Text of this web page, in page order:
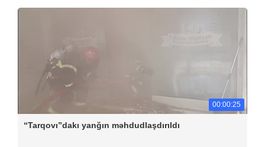
00:00:25
“Tarqovı”dakı yanğın məhdudlaşdırıldı